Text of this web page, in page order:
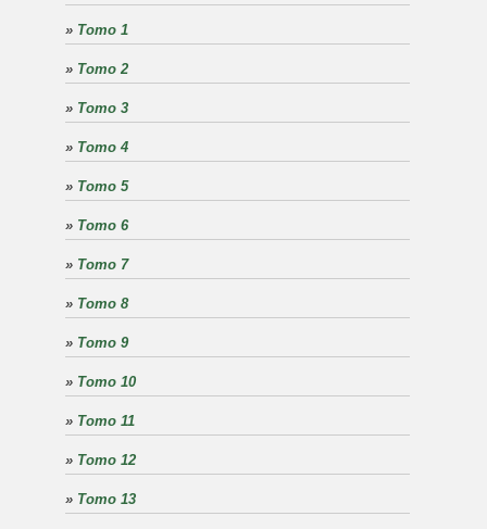
» Tomo 1
» Tomo 2
» Tomo 3
» Tomo 4
» Tomo 5
» Tomo 6
» Tomo 7
» Tomo 8
» Tomo 9
» Tomo 10
» Tomo 11
» Tomo 12
» Tomo 13